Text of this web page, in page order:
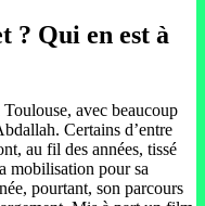
? Qui en est à
avec beaucoup
Certains d’entre
au fil des années, tissé
mobilisation pour sa
pourtant, son parcours